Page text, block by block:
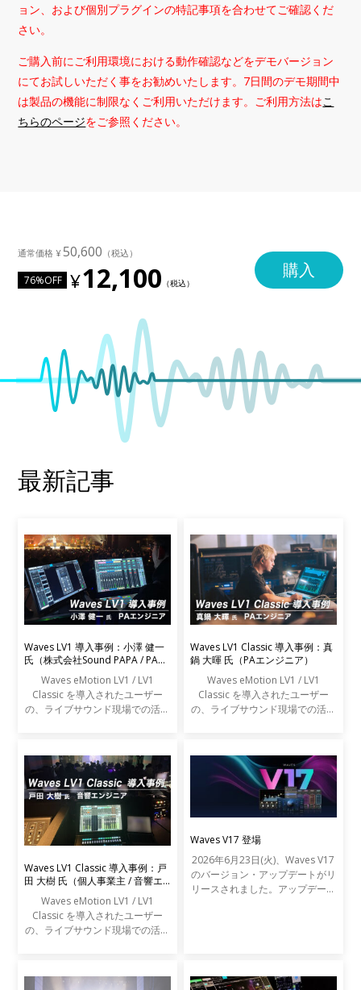
ョン、および個別プラグインの特記事項を合わせてご確認くだ
さい。
ご購入前にご利用環境における動作確認などをデモバージョン
にてお試しいただく事をお勧めいたします。7日間のデモ期間中
は製品の機能に制限なくご利用いただけます。ご利用方法はこ
ちらのページをご参照ください。
50,600
76%OFF 12,100 購入
最新記事
Waves LV1 導入事例：小澤 健一
氏（株式会社Sound PAPA / PAエ
Waves eMotion LV1 / LV1
Classic を導入されたユーザー
の、ライブサウンド現場での活用
Waves LV1 Classic 導入事例：真
鍋 大暉 氏（PAエンジニア）
Waves eMotion LV1 / LV1
Classic を導入されたユーザー
の、ライブサウンド現場での活用
Waves LV1 Classic 導入事例：戸
田 大樹 氏（個人事業主 / 音響エ
Waves eMotion LV1 / LV1
Classic を導入されたユーザー
の、ライブサウンド現場での活用
Waves V17 登場
2026年6月23日(火)、Waves V17
のバージョン・アップデートがリ
リースされました。アップデート